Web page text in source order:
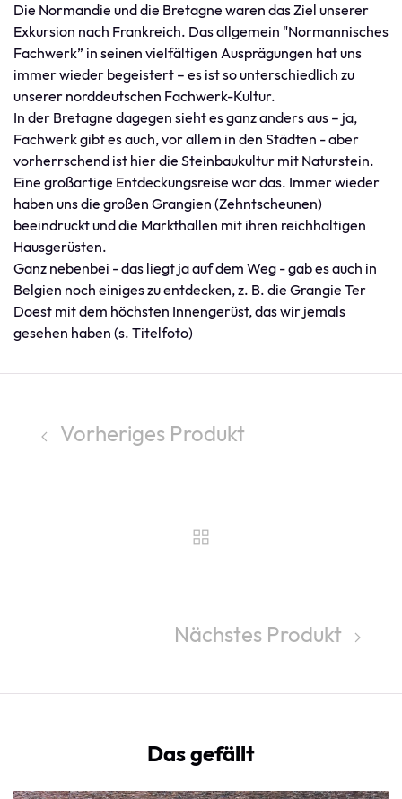
Die Normandie und die Bretagne waren das Ziel unserer
Exkursion nach Frankreich. Das allgemein "Normannisches
Fachwerk” in seinen vielfältigen Ausprägungen hat uns
immer wieder begeistert – es ist so unterschiedlich zu
unserer norddeutschen Fachwerk-Kultur.
In der Bretagne dagegen sieht es ganz anders aus – ja,
Fachwerk gibt es auch, vor allem in den Städten - aber
vorherrschend ist hier die Steinbaukultur mit Naturstein.
Eine großartige Entdeckungsreise war das. Immer wieder
haben uns die großen Grangien (Zehntscheunen)
beeindruckt und die Markthallen mit ihren reichhaltigen
Hausgerüsten.
Ganz nebenbei - das liegt ja auf dem Weg - gab es auch in
Belgien noch einiges zu entdecken, z. B. die Grangie Ter
Doest mit dem höchsten Innengerüst, das wir jemals
gesehen haben (s. Titelfoto)
Vorheriges Produkt
Nächstes Produkt
Das gefällt